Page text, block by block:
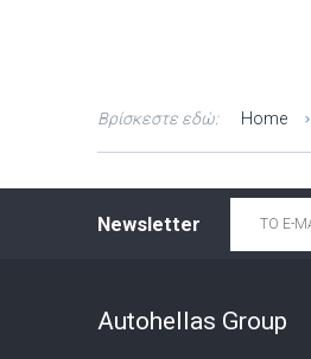
Βρίσκεστε εδώ: Home
Newsletter
Autohellas Group